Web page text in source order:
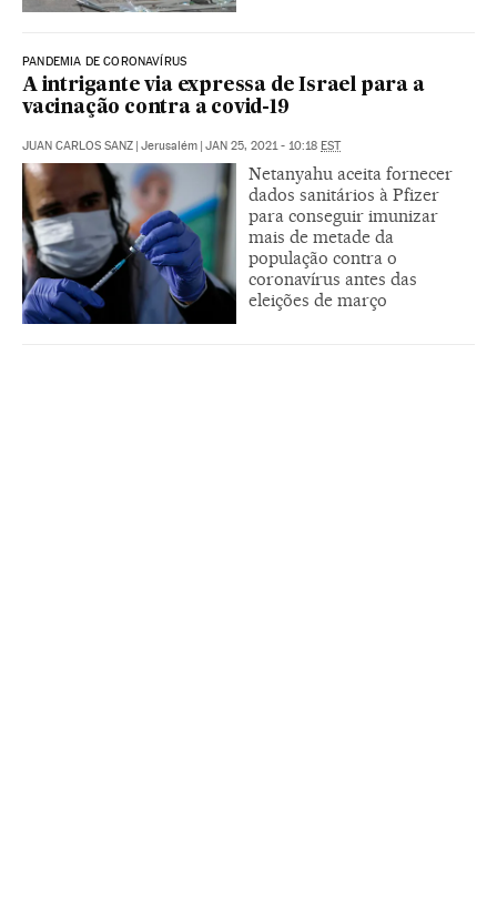
PANDEMIA DE CORONAVÍRUS
A intrigante via expressa de Israel para a
vacinação contra a covid-19
JUAN CARLOS SANZ | Jerusalém | JAN 25, 2021 - 10:18 EST
Netanyahu aceita fornecer
dados sanitários à Pfizer
para conseguir imunizar
mais de metade da
população contra o
coronavírus antes das
eleições de março